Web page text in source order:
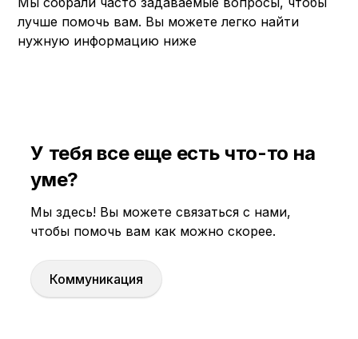
лучше помочь вам. Вы можете легко найти
нужную информацию ниже
У тебя все еще есть что-то на
уме?
Мы здесь! Вы можете связаться с нами,
чтобы помочь вам как можно скорее.
Коммуникация